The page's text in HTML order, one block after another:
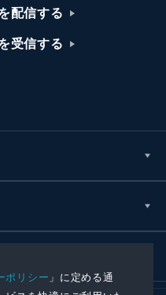
ポリシー 」に定める通
配信する
受信する